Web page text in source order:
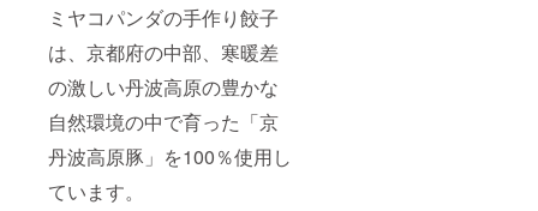
ミヤコパンダの手作り餃子
は、京都府の中部、寒暖差
の激しい丹波高原の豊かな
自然環境の中で育った「京
丹波高原豚」を100％使用し
ています。